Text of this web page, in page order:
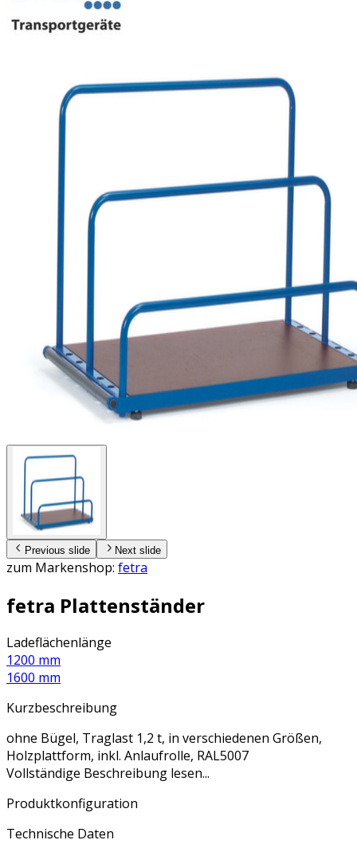
Previous slide Next slide
zum Markenshop: fetra
fetra Plattenständer
Ladeflächenlänge
1200 mm
1600 mm
Kurzbeschreibung
ohne Bügel, Traglast 1,2 t, in verschiedenen Größen,
Holzplattform, inkl. Anlaufrolle, RAL5007
Vollständige Beschreibung lesen...
Produktkonfiguration
Technische Daten